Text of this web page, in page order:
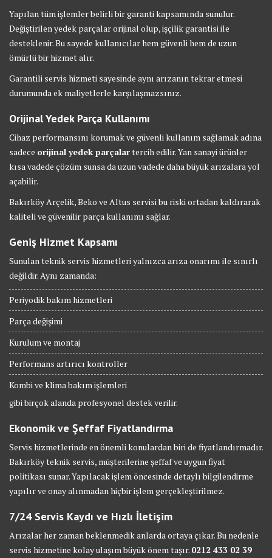
Yapılan tüm işlemler belirli bir garanti kapsamında sunulur.
Değiştirilen yedek parçalar orijinal olup, işçilik garantisi ile
desteklenir. Bu sayede kullanıcılar hem güvenli hem de uzun
ömürlü bir hizmet alır.
Garantili servis hizmeti sayesinde aynı arızanın tekrar etmesi
durumunda ek maliyetlerle karşılaşmazsınız.
Orijinal Yedek Parça Kullanımı
Cihaz performansını korumak ve güvenli kullanım sağlamak adına
sadece orijinal yedek parçalartercih edilir. Yan sanayi ürünler
kısa vadede çözüm sunsa da uzun vadede daha büyük arızalara yol
açabilir.
Bakırköy Arçelik, Beko ve Altus servisi bu riski ortadan kaldırarak
kaliteli ve güvenilir parça kullanımı sağlar.
Geniş Hizmet Kapsamı
Sunulan teknik servis hizmetleri yalnızca arıza onarımı ile sınırlı
değildir. Aynı zamanda:
Periyodik bakım hizmetleri
Parça değişimi
Kurulum ve montaj
Performans artırıcı kontroller
Kombi ve klima bakım işlemleri
gibi birçok alanda profesyonel destek verilir.
Ekonomik ve Şeffaf Fiyatlandırma
Servis hizmetlerinde en önemli konulardan biri de fiyatlandırmadır.
Bakırköy teknik servis, müşterilerine şeffaf ve uygun fiyat
politikası sunar. Yapılacak işlem öncesinde detaylı bilgilendirme
yapılır ve onay alınmadan hiçbir işlem gerçekleştirilmez.
7/24 Servis Kaydı ve Hızlı İletişim
Arızalar her zaman beklenmedik anlarda ortaya çıkar. Bu nedenle
servis hizmetine kolay ulaşım büyük önem taşır. 0212 433 02 39